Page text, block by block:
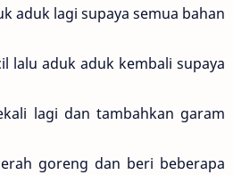
aduk lagi supaya semua bahan
lalu aduk aduk kembali supaya
lagi dan tambahkan garam
goreng dan beri beberapa